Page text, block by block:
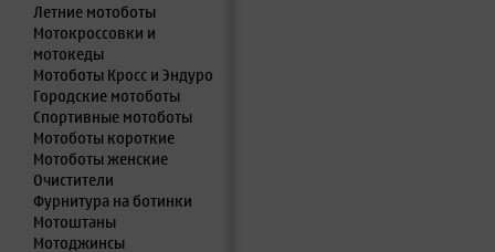
Летние мотоботы
Мотокроссовки и
мотокеды
Мотоботы Кросс и Эндуро
Городские мотоботы
Спортивные мотоботы
Мотоботы короткие
Мотоботы женские
Очистители
Фурнитура на ботинки
Мотоштаны
Мотоджинсы